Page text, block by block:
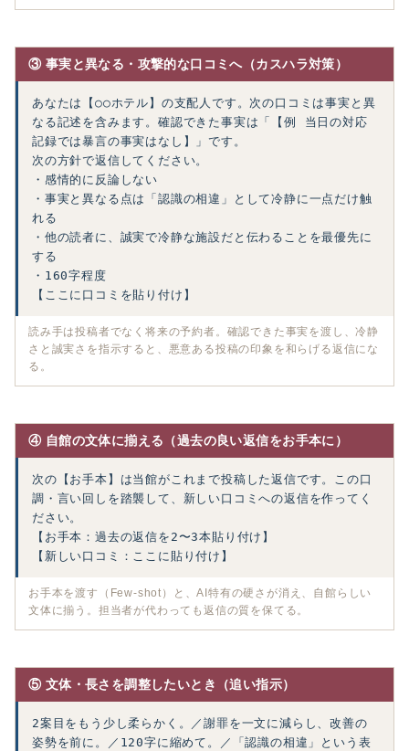
③ 事実と異なる・攻撃的な口コミへ（カスハラ対策）
あなたは【○○ホテル】の支配人です。次の口コミは事実と異
なる記述を含みます。確認できた事実は「【例 当日の対応
記録では暴言の事実はなし】」です。
次の方針で返信してください。
・感情的に反論しない
・事実と異なる点は「認識の相違」として冷静に一点だけ触
れる
・他の読者に、誠実で冷静な施設だと伝わることを最優先に
する
・160字程度
【ここに口コミを貼り付け】
読み手は投稿者でなく将来の予約者。確認できた事実を渡し、冷静
さと誠実さを指示すると、悪意ある投稿の印象を和らげる返信にな
る。
④ 自館の文体に揃える（過去の良い返信をお手本に）
次の【お手本】は当館がこれまで投稿した返信です。この口
調・言い回しを踏襲して、新しい口コミへの返信を作ってく
ださい。
【お手本：過去の返信を2〜3本貼り付け】
【新しい口コミ：ここに貼り付け】
お手本を渡す（Few-shot）と、AI特有の硬さが消え、自館らしい
文体に揃う。担当者が代わっても返信の質を保てる。
⑤ 文体・長さを調整したいとき（追い指示）
2案目をもう少し柔らかく。／謝罪を一文に減らし、改善の
姿勢を前に。／120字に縮めて。／「認識の相違」という表